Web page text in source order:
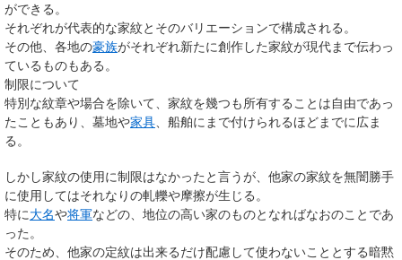
ができる。
それぞれが代表的な家紋とそのバリエーションで構成される。
その他、各地の豪族がそれぞれ新たに創作した家紋が現代まで伝わっ
ているものもある。
制限について
特別な紋章や場合を除いて、家紋を幾つも所有することは自由であっ
たこともあり、墓地や家具 、船舶にまで付けられるほどまでに広ま
る。
しかし家紋の使用に制限はなかったと言うが、他家の家紋を無闇勝手
に使用してはそれなりの軋轢や摩擦が生じる。
特に大名や将軍などの、地位の高い家のものとなればなおのことであ
った。
そのため、他家の定紋は出来るだけ配慮して使わないこととする暗黙